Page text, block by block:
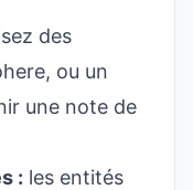
des
ou un
une note de
: les entités